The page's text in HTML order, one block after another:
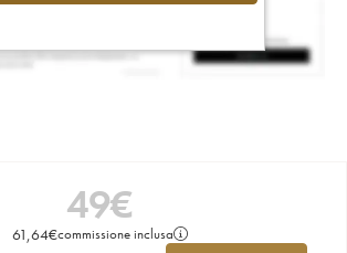
49€
61,64€commissione inclusa